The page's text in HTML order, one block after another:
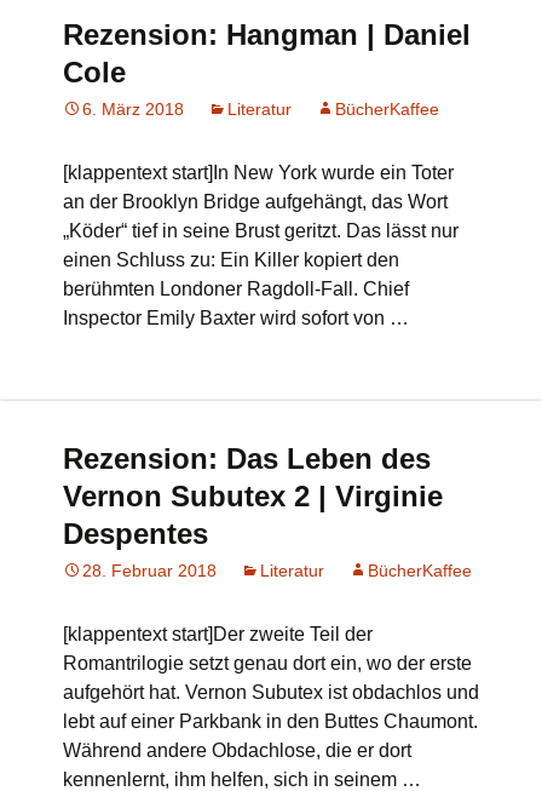
Rezension: Hangman | Daniel
Cole
6. März 2018 Literatur BücherKaffee
[klappentext start]In New York wurde ein Toter
an der Brooklyn Bridge aufgehängt, das Wort
„Köder“ tief in seine Brust geritzt. Das lässt nur
einen Schluss zu: Ein Killer kopiert den
berühmten Londoner Ragdoll-Fall. Chief
Inspector Emily Baxter wird sofort von …
Rezension: Das Leben des
Vernon Subutex 2 | Virginie
Despentes
28. Februar 2018 Literatur BücherKaffee
[klappentext start]Der zweite Teil der
Romantrilogie setzt genau dort ein, wo der erste
aufgehört hat. Vernon Subutex ist obdachlos und
lebt auf einer Parkbank in den Buttes Chaumont.
Während andere Obdachlose, die er dort
kennenlernt, ihm helfen, sich in seinem …